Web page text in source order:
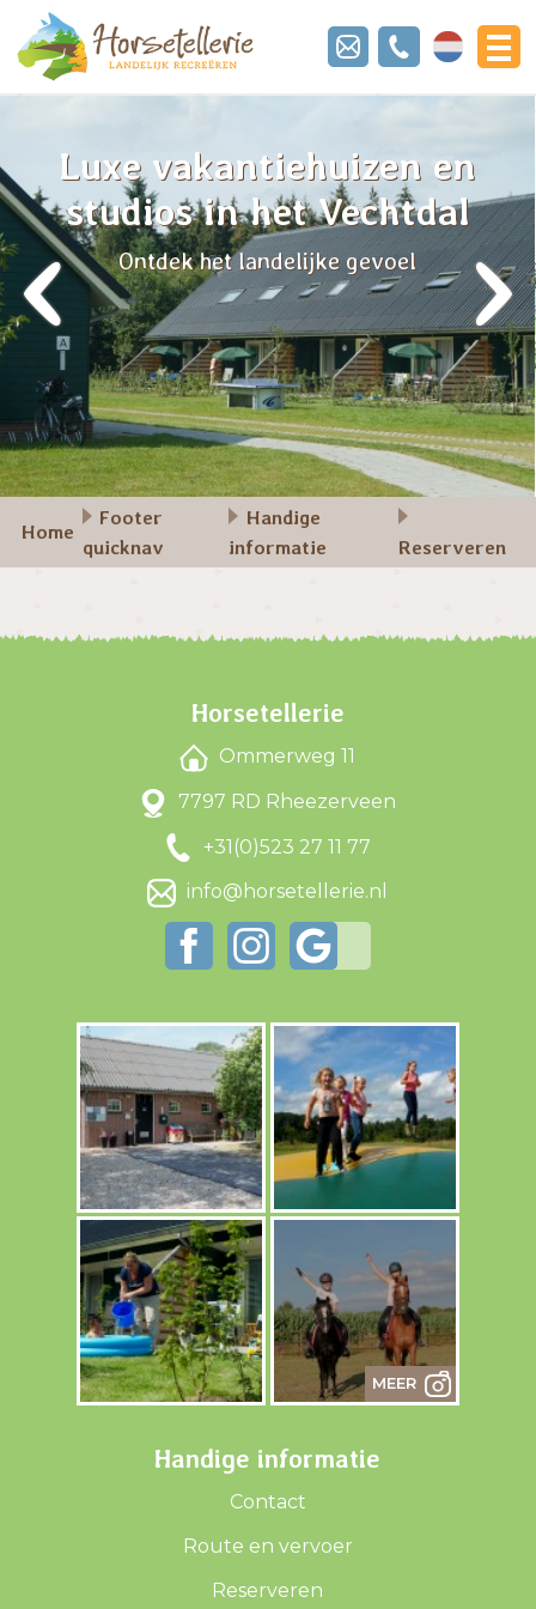
Luxe vakantiehuizen en
studios in het Vechtdal
Ontdek het landelijke gevoel
‹ ›
Home
Footer
quicknav
Handige
informatie
Reserveren
Handige informatie
Contact
Route en vervoer
Reserveren
Horsetellerie
Ommerweg 11
7797 RD Rheezerveen
+31(0)523 27 11 77
info@horsetellerie.nl